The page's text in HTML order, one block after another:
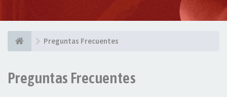
Preguntas Frecuentes
Preguntas Frecuentes